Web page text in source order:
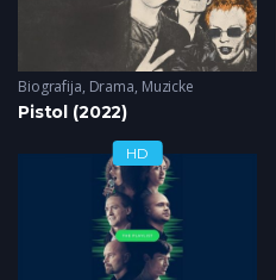
Biografija, Drama, Muzicke
Pistol (2022)
HD